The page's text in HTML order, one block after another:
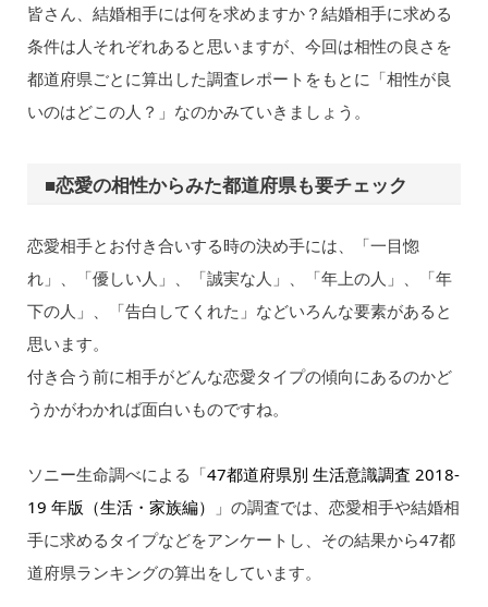
皆さん、結婚相手には何を求めますか？結婚相手に求める
条件は人それぞれあると思いますが、今回は相性の良さを
都道府県ごとに算出した調査レポートをもとに「相性が良
いのはどこの人？」なのかみていきましょう。
■恋愛の相性からみた都道府県も要チェック
恋愛相手とお付き合いする時の決め手には、「一目惚
れ」、「優しい人」、「誠実な人」、「年上の人」、「年
下の人」、「告白してくれた」などいろんな要素があると
思います。
付き合う前に相手がどんな恋愛タイプの傾向にあるのかど
うかがわかれば面白いものですね。
ソニー生命調べによる「47都道府県別 生活意識調査 2018-
19 年版（生活・家族編）
」の調査では、恋愛相手や結婚相
手に求めるタイプなどをアンケートし、その結果から47都
道府県ランキングの算出をしています。